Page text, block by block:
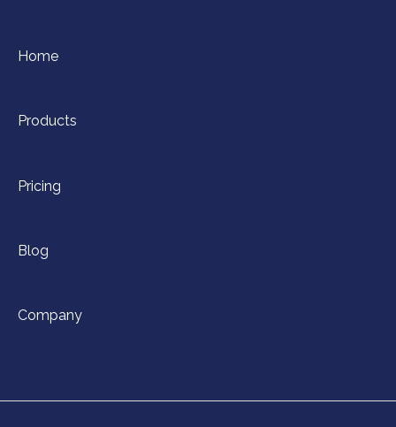
Home
Products
Pricing
Blog
Company